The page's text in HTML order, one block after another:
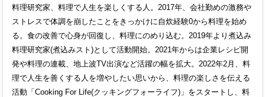
料理研究家、料理で人生を楽しくする人。2017年、会社勤めの激務や
ストレスで体調を崩したことをきっかけに自炊経験0から料理を始め
る。食の改善で心身が回復し、料理にのめり込む。2019年より煮込み
料理研究家(煮込みスト)として活動開始。2021年からは企業レシピ開
発や料理の連載、地上波TV出演など活躍の幅を拡大。2022年2月、料
理で人生を善くする人を増やしたい思いから、料理の楽しさを伝える
活動「Cooking For Life(クッキングフォーライフ)」をスタートし、料